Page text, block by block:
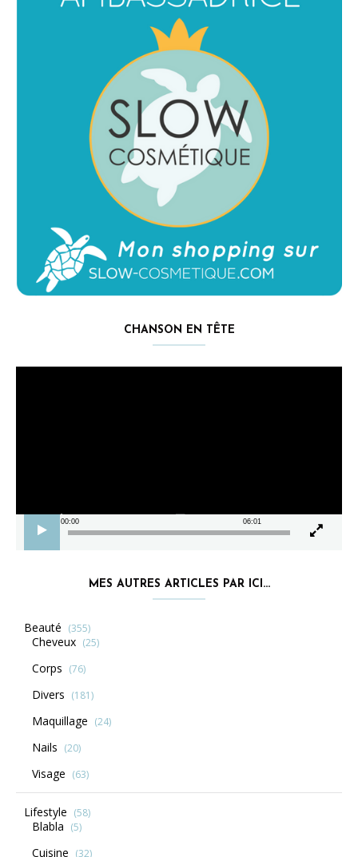
CHANSON EN TÊTE
00:00 06:01
MES AUTRES ARTICLES PAR ICI…
Beauté (355)
Cheveux (25)
Corps (76)
Divers (181)
Maquillage (24)
Nails (20)
Visage (63)
Lifestyle (58)
Blabla (5)
Cuisine (32)